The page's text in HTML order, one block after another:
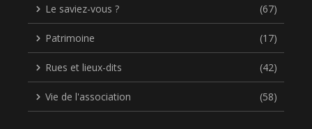
Le saviez-vous ? (67)
Patrimoine (17)
Rues et lieux-dits (42)
Vie de l'association (58)